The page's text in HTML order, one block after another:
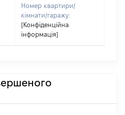
Номер квартири/
кімнати/гаражу:
[Конфіденційна
інформація]